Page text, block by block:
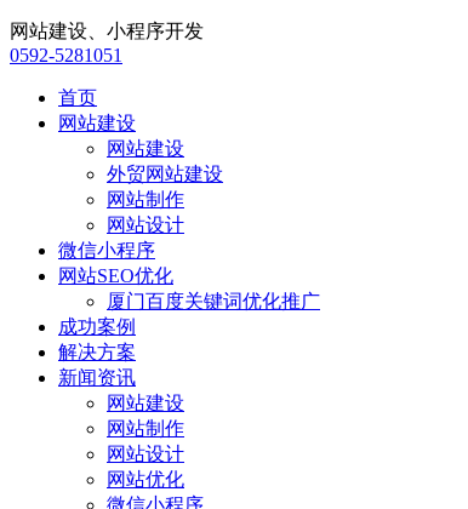
网站建设、小程序开发
0592-5281051
首页
网站建设
网站建设
外贸网站建设
网站制作
网站设计
微信小程序
网站SEO优化
厦门百度关键词优化推广
成功案例
解决方案
新闻资讯
网站建设
网站制作
网站设计
网站优化
微信小程序